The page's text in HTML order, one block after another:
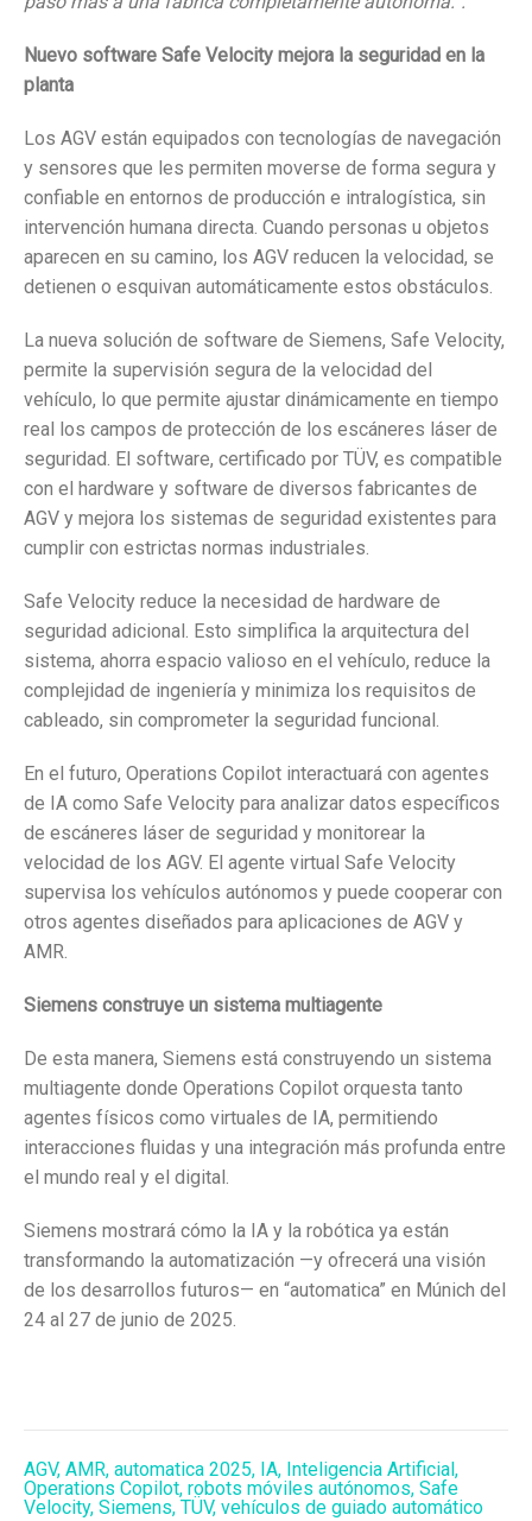
Nuevo software Safe Velocity mejora la seguridad en la
planta
Los AGV están equipados con tecnologías de navegación
y sensores que les permiten moverse de forma segura y
confiable en entornos de producción e intralogística, sin
intervención humana directa. Cuando personas u objetos
aparecen en su camino, los AGV reducen la velocidad, se
detienen o esquivan automáticamente estos obstáculos.
La nueva solución de software de Siemens, Safe Velocity,
permite la supervisión segura de la velocidad del
vehículo, lo que permite ajustar dinámicamente en tiempo
real los campos de protección de los escáneres láser de
seguridad. El software, certificado por TÜV, es compatible
con el hardware y software de diversos fabricantes de
AGV y mejora los sistemas de seguridad existentes para
cumplir con estrictas normas industriales.
Safe Velocity reduce la necesidad de hardware de
seguridad adicional. Esto simplifica la arquitectura del
sistema, ahorra espacio valioso en el vehículo, reduce la
complejidad de ingeniería y minimiza los requisitos de
cableado, sin comprometer la seguridad funcional.
En el futuro, Operations Copilot interactuará con agentes
de IA como Safe Velocity para analizar datos específicos
de escáneres láser de seguridad y monitorear la
velocidad de los AGV. El agente virtual Safe Velocity
supervisa los vehículos autónomos y puede cooperar con
otros agentes diseñados para aplicaciones de AGV y
AMR.
Siemens construye un sistema multiagente
De esta manera, Siemens está construyendo un sistema
multiagente donde Operations Copilot orquesta tanto
agentes físicos como virtuales de IA, permitiendo
interacciones fluidas y una integración más profunda entre
el mundo real y el digital.
Siemens mostrará cómo la IA y la robótica ya están
transformando la automatización —y ofrecerá una visión
de los desarrollos futuros— en “automatica” en Múnich del
24 al 27 de junio de 2025.
AGV, AMR, automatica 2025, IA, Inteligencia Artificial ,
Operations Copilot, robots móviles autónomos, Safe
Velocity, Siemens, TÜV, vehículos de guiado automático